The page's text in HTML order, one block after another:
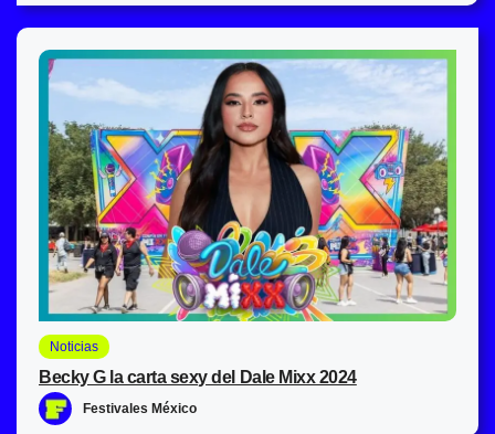
Noticias
Becky G la carta sexy del Dale Mixx 2024
Festivales México